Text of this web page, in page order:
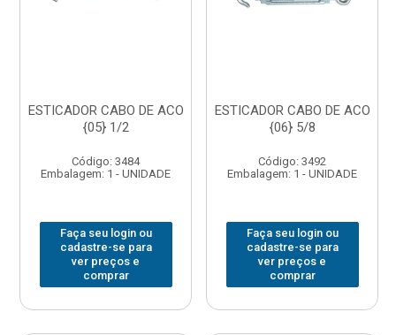
ESTICADOR CABO DE ACO
{05} 1/2
Código: 3484
Embalagem: 1 - UNIDADE
Faça seu login ou
cadastre-se para
ver preços e
comprar
ESTICADOR CABO DE ACO
{06} 5/8
Código: 3492
Embalagem: 1 - UNIDADE
Faça seu login ou
cadastre-se para
ver preços e
comprar